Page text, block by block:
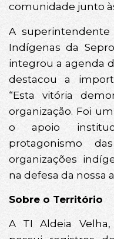
comunidade junto
A superintendente
Indígenas da
integrou a agenda
destacou a
“Esta vitória
organização. Foi
o apoio
protagonismo
organizações
na defesa da nossa
Sobre o Território
A TI Aldeia